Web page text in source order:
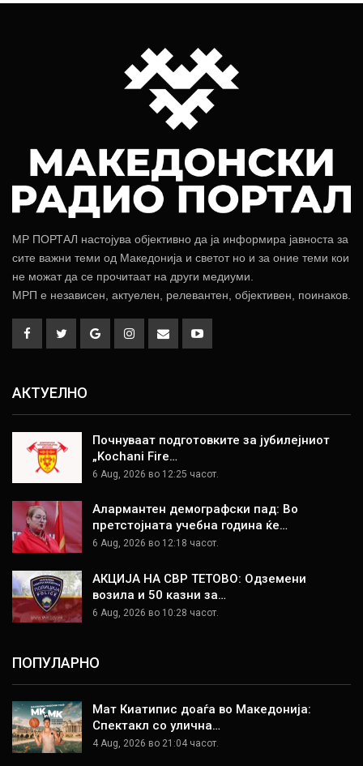
МР ПОРТАЛ настојува објективно да ја информира јавноста за
сите важни теми од Македонија и светот но и за оние теми кои
не можат да се прочитаат на други медиуми.
МРП е независен, актуелен, релевантен, објективен, поинаков.
АКТУЕЛНО
Почнуваат подготовките за јубилејниот
„Kochani Fire…
6 Aug, 2026 во 12:25 часот.
Алармантен демографски пад: Во
претстојната учебна година ќе…
6 Aug, 2026 во 12:18 часот.
АКЦИЈА НА СВР ТЕТОВО: Одземени
возила и 50 казни за…
6 Aug, 2026 во 10:28 часот.
ПОПУЛАРНО
Мат Киатипис доаѓа во Македонија:
Спектакл со улична…
4 Aug, 2026 во 21:04 часот.